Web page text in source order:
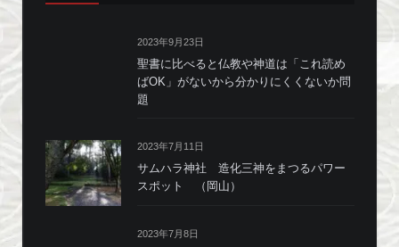
2023年9月23日
聖書に比べると仏教や神道は「これ読め
ばOK」がないから分かりにくくないか問
題
2023年7月11日
サムハラ神社 造化三神をまつるパワー
スポット （岡山）
2023年7月8日